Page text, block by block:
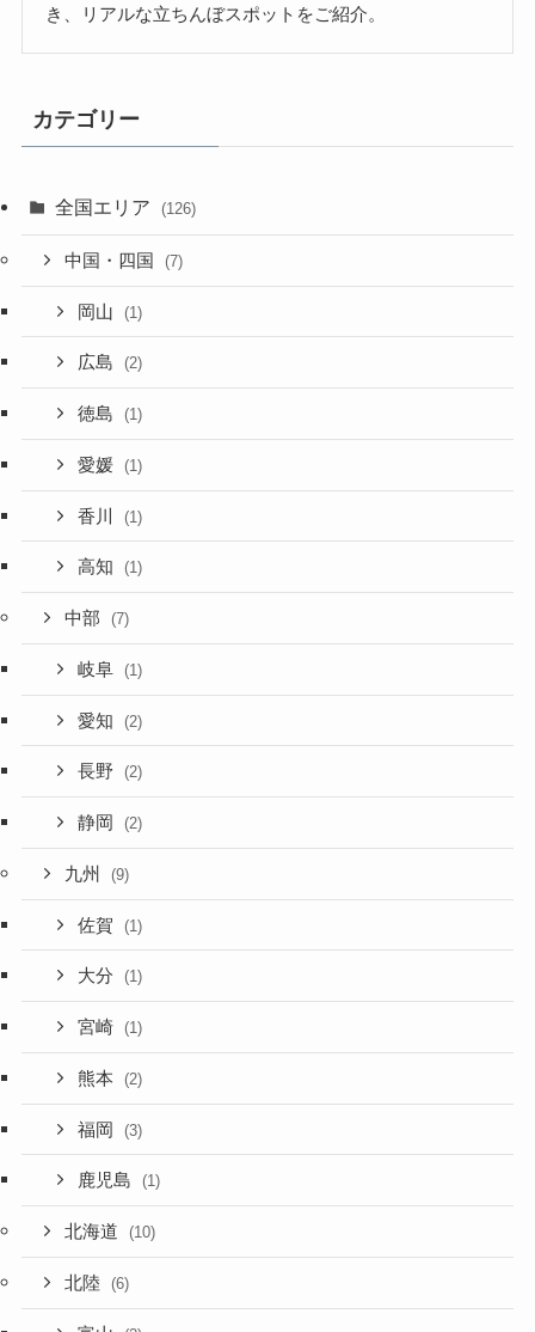
き、リアルな立ちんぼスポットをご紹介。
カテゴリー
全国エリア (126)
中国・四国 (7)
岡山 (1)
広島 (2)
徳島 (1)
愛媛 (1)
香川 (1)
高知 (1)
中部 (7)
岐阜 (1)
愛知 (2)
長野 (2)
静岡 (2)
九州 (9)
佐賀 (1)
大分 (1)
宮崎 (1)
熊本 (2)
福岡 (3)
鹿児島 (1)
北海道 (10)
北陸 (6)